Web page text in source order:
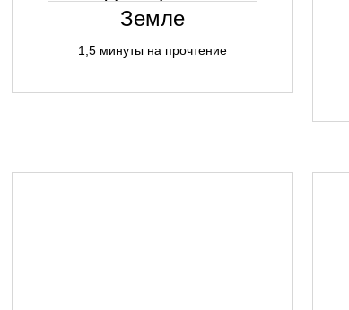
Земле
1,5 минуты на прочтение